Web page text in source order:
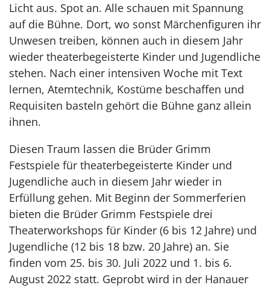
Licht aus. Spot an. Alle schauen mit Spannung
auf die Bühne. Dort, wo sonst Märchenfiguren ihr
Unwesen treiben, können auch in diesem Jahr
wieder theaterbegeisterte Kinder und Jugendliche
stehen. Nach einer intensiven Woche mit Text
lernen, Atemtechnik, Kostüme beschaffen und
Requisiten basteln gehört die Bühne ganz allein
ihnen.
Diesen Traum lassen die Brüder Grimm
Festspiele für theaterbegeisterte Kinder und
Jugendliche auch in diesem Jahr wieder in
Erfüllung gehen. Mit Beginn der Sommerferien
bieten die Brüder Grimm Festspiele drei
Theaterworkshops für Kinder (6 bis 12 Jahre) und
Jugendliche (12 bis 18 bzw. 20 Jahre) an. Sie
finden vom 25. bis 30. Juli 2022 und 1. bis 6.
August 2022 statt. Geprobt wird in der Hanauer